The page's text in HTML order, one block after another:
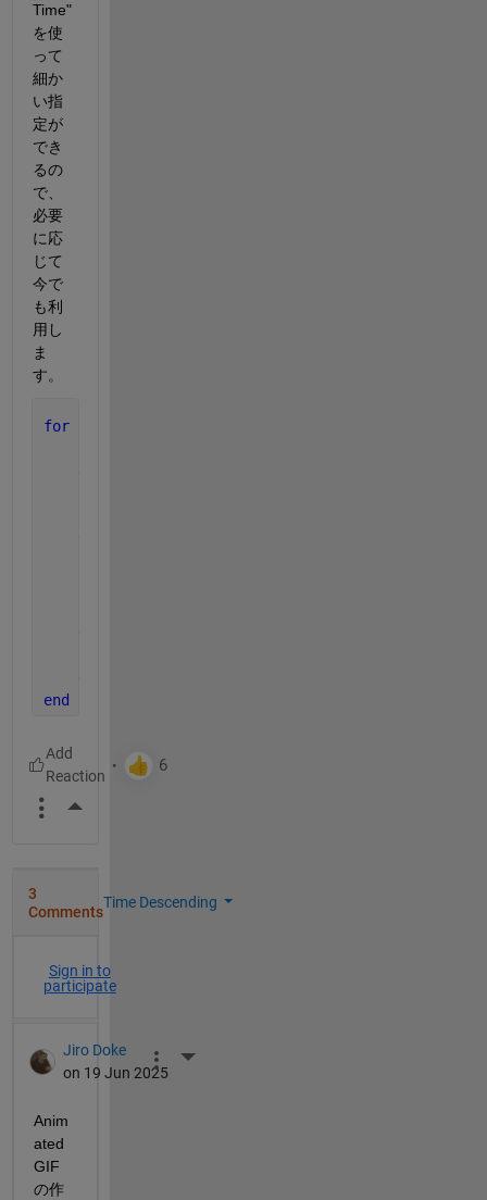
Time"
を使
って
細か
い指
定が
でき
るの
で、
必要
に応
じて
今で
も利
用し
ま
す。
for
end
More Actions
3
Comments
Time Descending
Sign in to
participate
Jiro Doke
on 19 Jun 2025
More Actions
Anim
ated
GIF
の作